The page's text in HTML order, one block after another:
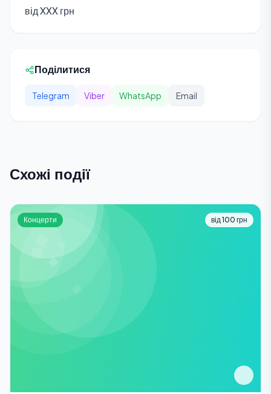
від XXX грн
Поділитися
Telegram Viber WhatsApp Email
Схожі події
Концерти від 100 грн